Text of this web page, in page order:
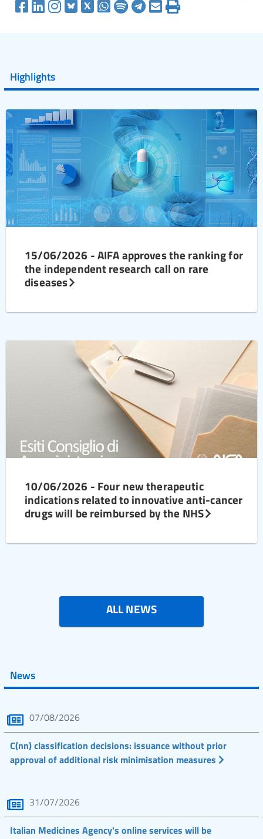
Highlights
15/06/2026 - AIFA approves the ranking for
the independent research call on rare
diseases
10/06/2026 - Four new therapeutic
indications related to innovative anti-cancer
drugs will be reimbursed by the NHS
ALL NEWS
News
07/08/2026
C(nn) classification decisions: issuance without prior
approval of additional risk minimisation measures
31/07/2026
Italian Medicines Agency's online services will be